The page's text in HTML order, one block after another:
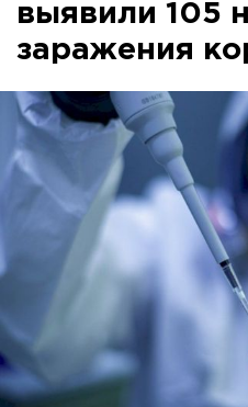
выявили 105
заражения